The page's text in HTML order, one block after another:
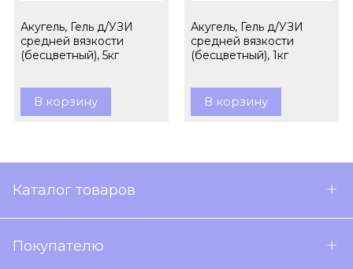
Акугель, Гель д/УЗИ
средней вязкости
(бесцветный), 5кг
В корзину
Акугель, Гель д/УЗИ
средней вязкости
(бесцветный), 1кг
В корзину
Каталог товаров
Покупателю